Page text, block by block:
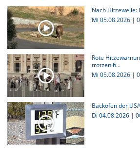
Nach Hitzewelle:
Mi 05.08.2026 |
Rote
trotzen h...
Mi 05.08.2026 |
Backofen der
Di 04.08.2026 |